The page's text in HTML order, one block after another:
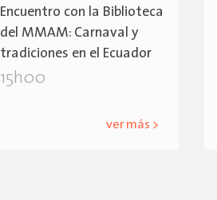
Encuentro con la Biblioteca
del MMAM: Carnaval y
tradiciones en el Ecuador
15h00
ver más >